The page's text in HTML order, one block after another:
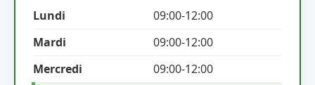
Lundi
09:00-12:00
Mardi
09:00-12:00
Mercredi
09:00-12:00